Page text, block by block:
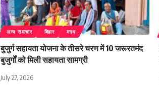
अन्य समाचार बिहार मगध
बुजुर्ग सहायता योजना के तीसरे चरण में 10 जरूरतमंद
बुजुर्गों को मिली सहायता सामग्री
July 27, 2026